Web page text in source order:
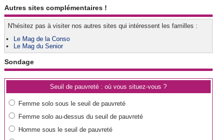
Autres sites complémentaires !
N'hésitez pas à visiter nos autres sites qui intéressent les familles :
Le Mag de la Conso
Le Mag du Senior
Sondage
Seuil de pauvreté : où vous situez-vous ?
Femme solo sous le seuil de pauvreté
Femme solo au-dessus du seuil de pauvreté
Homme sous le seuil de pauvreté